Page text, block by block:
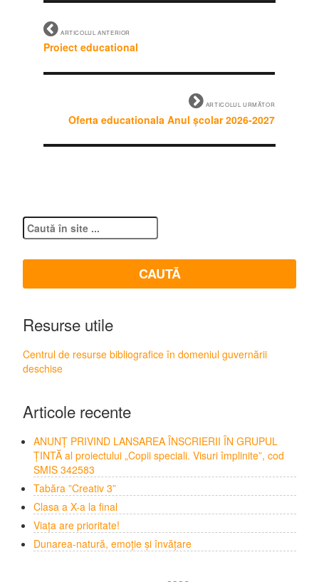
ARTICOLUL ANTERIOR
Proiect educational
ARTICOLUL URMĂTOR
Oferta educationala Anul școlar 2026-2027
Resurse utile
Centrul de resurse bibliografice în domeniul guvernării
deschise
Articole recente
ANUNȚ PRIVIND LANSAREA ÎNSCRIERII ÎN GRUPUL
ȚINTĂ al proiectului „Copii speciali. Visuri împlinite”, cod
SMIS 342583
Tabăra ”Creativ 3”
Clasa a X-a la final
Viața are prioritate!
Dunarea-natură, emoție și învățare